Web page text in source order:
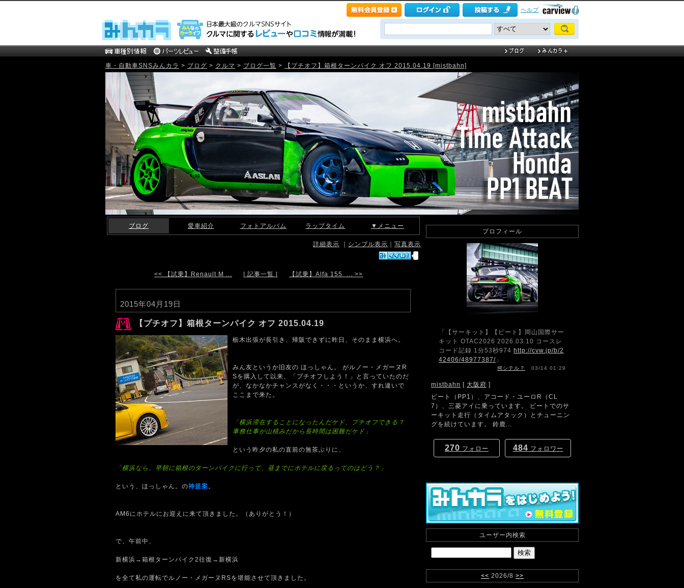
ヘルプ
車・自動車SNSみんカラ > ブログ > クルマ > ブログ一覧 > 【プチオフ】箱根ターンパイク オフ 2015.04.19 [mistbahn]
mistbahn MOTOR WEB Blog
ブログ 愛車紹介 フォトアルバム ラップタイム ▼メニュー
詳細表示 シンプル表示 写真表示
<< 【試乗】Renault M ... | 記事一覧 | 【試乗】Alfa 155 ... >>
2015年04月19日
【プチオフ】箱根ターンパイク オフ 2015.04.19
栃木出張が長引き、帰阪できずに昨日、そのまま横浜へ。
みん友というか旧友の ほっしゃん。 がルノー・メガーヌR
Sを購入して以来、「プチオフしよう！」と言っていたのだ
が、なかなかチャンスがなく・・・というか、すれ違いで
ここまで来た。
「横浜滞在することになったんだケド、プチオフできる？
事務仕事が山積みだから長時間は困難だケド」
という昨夕の私の直前の無茶ぶりに、
「横浜なら、早朝に箱根のターンパイクに行って、昼までにホテルに戻るってのはどう？」
という、ほっしゃん。の神提案 。
AM6にホテルにお迎えに来て頂きました。（ありがとう！）
で、午前中、
新横浜→箱根ターンパイク2往復→新横浜
を全て私の運転でルノー・メガーヌRSを堪能させて頂きました。
プロフィール
「【サーキット】【ビート】岡山国際サー
キット OTAC2026 2026.03.10 コースレ
コード記録 1分53秒974 http://cvw.jp/b/2
42406/48977387/ 」
何シテル？ 03/14 01:29
mistbahn [ 大阪府 ]
ビート（PP1）、アコード・ユーロR（CL
7）、三菱アイに乗っています。 ビートでのサ
ーキット走行（タイムアタック）とチューニン
グを続けています。 鈴鹿...
270 フォロー 484 フォロワー
ユーザー内検索
<< 2026/8 >>